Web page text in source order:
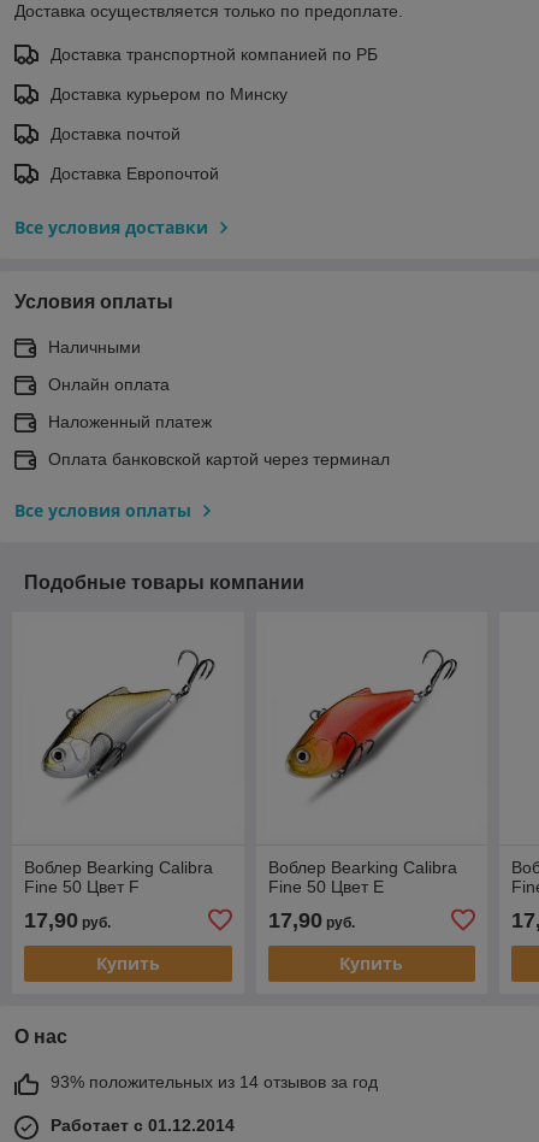
Доставка осуществляется только по предоплате.
Доставка транспортной компанией по РБ
Доставка курьером по Минску
Доставка почтой
Доставка Европочтой
Все условия доставки
Условия оплаты
Наличными
Онлайн оплата
Наложенный платеж
Оплата банковской картой через терминал
Все условия оплаты
Подобные товары компании
Воблер Bearking Calibra
Fine 50 Цвет F
17,90 руб.
Купить
Воблер Bearking Calibra
Fine 50 Цвет E
17,90руб.
Купить
О нас
93% положительных из 14 отзывов за год
Работает с 01.12.2014